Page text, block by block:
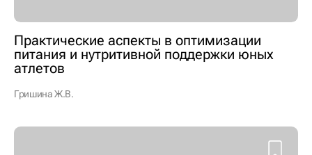
Практические аспекты в оптимизации
питания и нутритивной поддержки юных
атлетов
Гришина Ж.В.